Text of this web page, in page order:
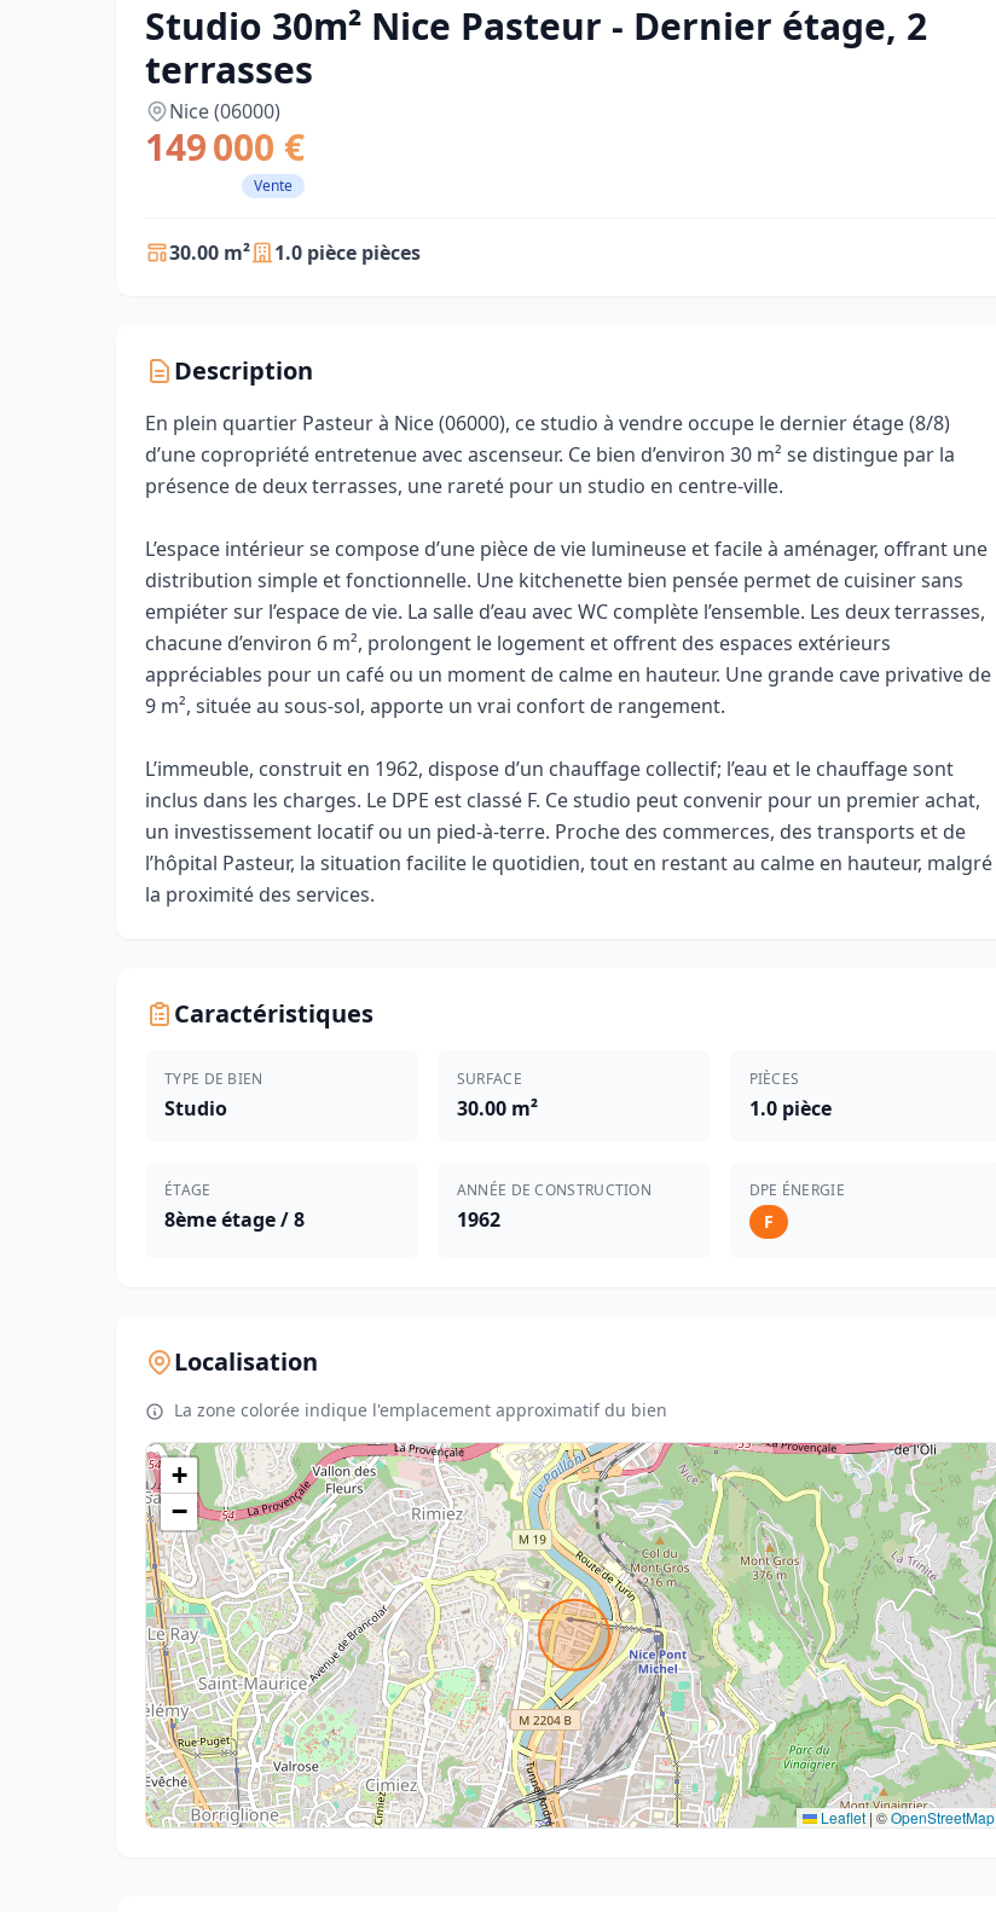
Studio 30m² Nice Pasteur - Dernier étage, 2
terrasses
Nice (06000)
149 000 €
Vente
30.00 m² 1.0 pièce pièces
Description
En plein quartier Pasteur à Nice (06000), ce studio à vendre occupe le dernier étage (8/8)
d’une copropriété entretenue avec ascenseur. Ce bien d’environ 30 m² se distingue par la
présence de deux terrasses, une rareté pour un studio en centre-ville.
L’espace intérieur se compose d’une pièce de vie lumineuse et facile à aménager, offrant une
distribution simple et fonctionnelle. Une kitchenette bien pensée permet de cuisiner sans
empiéter sur l’espace de vie. La salle d’eau avec WC complète l’ensemble. Les deux terrasses,
chacune d’environ 6 m², prolongent le logement et offrent des espaces extérieurs
appréciables pour un café ou un moment de calme en hauteur. Une grande cave privative de
9 m², située au sous-sol, apporte un vrai confort de rangement.
L’immeuble, construit en 1962, dispose d’un chauffage collectif; l’eau et le chauffage sont
inclus dans les charges. Le DPE est classé F. Ce studio peut convenir pour un premier achat,
un investissement locatif ou un pied-à-terre. Proche des commerces, des transports et de
l’hôpital Pasteur, la situation facilite le quotidien, tout en restant au calme en hauteur, malgré
la proximité des services.
Caractéristiques
TYPE DE BIEN
Studio
SURFACE
30.00 m²
PIÈCES
1.0 pièce
ÉTAGE
8ème étage / 8
ANNÉE DE CONSTRUCTION
1962
DPE ÉNERGIE
F
Localisation
La zone colorée indique l'emplacement approximatif du bien
+
−
Leaflet|©OpenStreetMap